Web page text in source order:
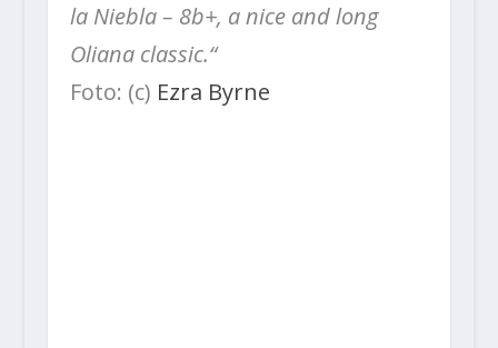
la Niebla – 8b+, a nice and long
Oliana classic.“
Foto: (c) Ezra Byrne